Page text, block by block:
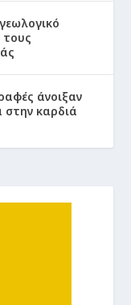
άνοιξαν
στην καρδιά